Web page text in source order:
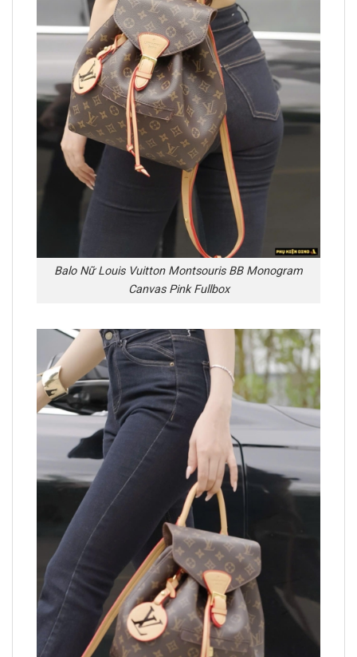
Balo Nữ Louis Vuitton Montsouris BB Monogram
Canvas Pink Fullbox